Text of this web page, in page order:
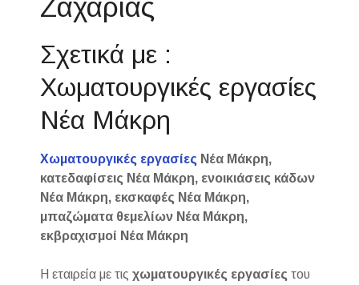
Ζαχαρίας
Σχετικά με :
Χωματουργικές εργασίες
Νέα Μάκρη
Χωματουργικές εργασίες Νέα Μάκρη,
κατεδαφίσεις Νέα Μάκρη, ενοικιάσεις κάδων
Νέα Μάκρη, εκσκαφές Νέα Μάκρη,
μπαζώματα θεμελίων Νέα Μάκρη,
εκβραχισμοί Νέα Μάκρη
Η εταιρεία με τις χωματουργικές εργασίες του